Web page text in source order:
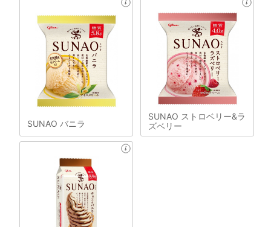
SUNAO バニラ
SUNAO ストロベリー&ラ
ズベリー